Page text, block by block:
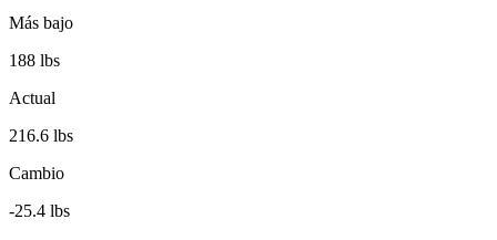
Más bajo
188 lbs
Actual
216.6 lbs
Cambio
-25.4 lbs